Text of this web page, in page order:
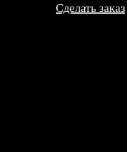
Сделать заказ
крепление